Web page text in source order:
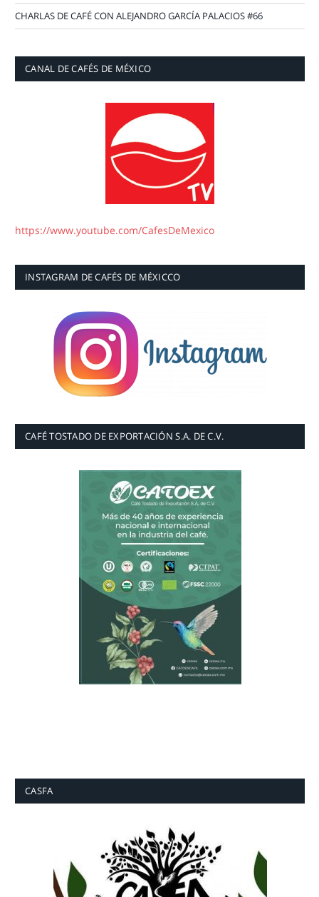
CHARLAS DE CAFÉ CON ALEJANDRO GARCÍA PALACIOS #66
CANAL DE CAFÉS DE MÉXICO
https://www.youtube.com/CafesDeMexico
INSTAGRAM DE CAFÉS DE MÉXICCO
CAFÉ TOSTADO DE EXPORTACIÓN S.A. DE C.V.
CASFA